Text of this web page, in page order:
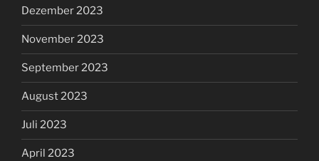
Dezember 2023
November 2023
September 2023
August 2023
Juli 2023
April 2023